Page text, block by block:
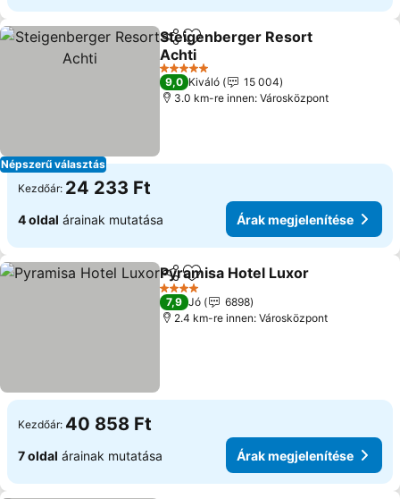
Népszerű választás
Megosztás
Hozzáadás a kedvencekhez
Steigenberger Resort
Achti
Árak megjelenítése
5 Kategória
9,0 Kiváló
15 004
3.0 km-re innen: Városközpont
Kezdőár: 24 233 Ft
4 oldal árainak mutatása Árak megjelenítése
MegosztásHozzáadás a kedvencekhez
Pyramisa Hotel Luxor
4 Kategória
7,9 Jó
6898
2.4 km-re innen: Városközpont
Kezdőár: 40 858 Ft
7 oldal árainak mutatása Árak megjelenítése